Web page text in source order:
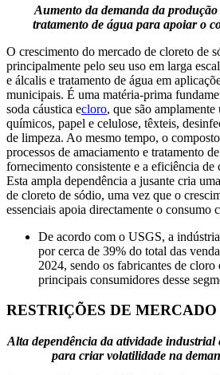
Aumento da demanda da
tratamento de água para apoiar o
O crescimento do mercado de cloreto de
principalmente pelo seu uso em larga
e álcalis e tratamento de água em
municipais. É uma matéria-prima
soda cáustica ecloro, que são
químicos, papel e celulose, têxteis,
de limpeza. Ao mesmo tempo, o
processos de amaciamento e tratamento
fornecimento consistente e a eficiência de
Esta ampla dependência a jusante cria
de cloreto de sódio, uma vez que o
essenciais apoia directamente o consumo
De acordo com o USGS, a
por cerca de 39% do total das
2024, sendo os fabricantes de cloro
principais consumidores desse
RESTRIÇÕES DE MERCADO
Alta dependência da atividade industrial
para criar volatilidade na